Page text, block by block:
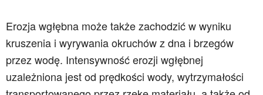
Erozja wgłębna może także zachodzić w wyniku
kruszenia i wyrywania okruchów z dna i brzegów
przez wodę. Intensywność erozji wgłębnej
uzależniona jest od prędkości wody, wytrzymałości